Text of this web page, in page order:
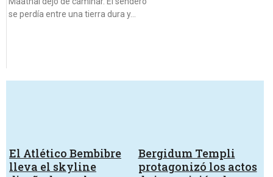
se perdía entre una tierra dura y…
El Atlético Bembibre
lleva el skyline
Bergidum Templi
protagonizó los actos